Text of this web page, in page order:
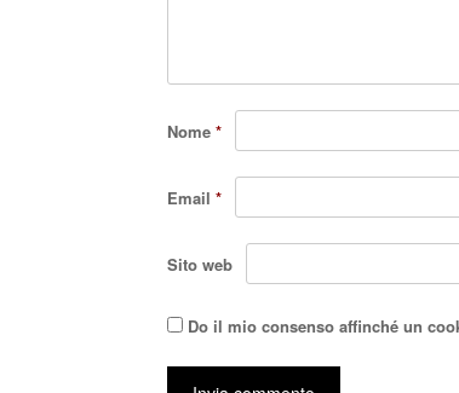
Nome *
Email *
Sito web
Do il mio consenso affinché un